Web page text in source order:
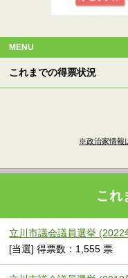
MENU
これまでの得票状況
※政治家情報
これ
立川市議会議員選挙 (2022
[当選] 得票数：1,555 票